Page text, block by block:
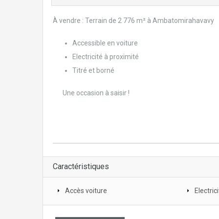
À vendre : Terrain de 2 776 m² à Ambatomirahavavy
Accessible en voiture
Electricité à proximité
Titré et borné
Une occasion à saisir !
Caractéristiques
Accès voiture